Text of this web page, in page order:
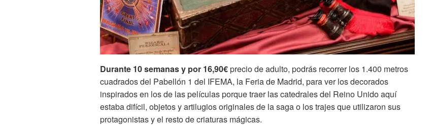
Durante 10 semanas y por 16,90€precio de adulto, podrás recorrer los 1.400 metros
cuadrados del Pabellón 1 del IFEMA, la Feria de Madrid, para ver los decorados
inspirados en los de las películas porque traer las catedrales del Reino Unido aquí
estaba difícil, objetos y artilugios originales de la saga o los trajes que utilizaron sus
protagonistas y el resto de criaturas mágicas.